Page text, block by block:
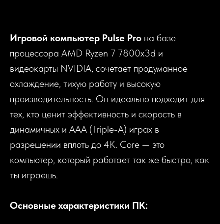
Игровой компьютер Pulse Pro на базе
процессора AMD Ryzen 7 7800x3d и
видеокарты NVIDIA, сочетает продуманное
охлаждение, тихую работу и высокую
производительность. Он идеально подходит для
тех, кто ценит эффективность и скорость в
динамичных и AAA (Triple-A) играх в
разрешении вплоть до 4К. Core — это
компьютер, который работает так же быстро, как
ты играешь.
Основные характеристики ПК: